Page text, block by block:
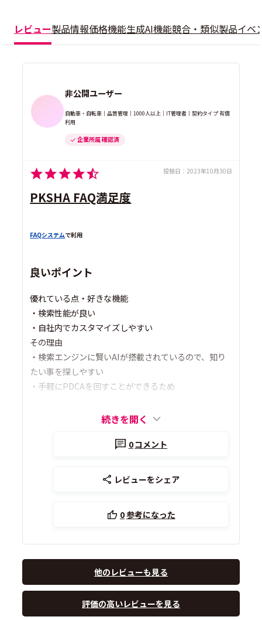
レビュー製品情報価格機能生成AI機能競合・類似製品イベ
非公開ユーザー
自動車・自転車｜品質管理｜1000人以上｜IT管理者｜契約タイプ 有償
利用
企業所属 確認済
投稿日： 2023年10月30日
PKSHA FAQ満足度
FAQシステムで利用
良いポイント
優れている点・好きな機能
・検索性能が良い
・自社内でカスタマイズしやすい
その理由
・検索エンジンに賢いAIが搭載されているので、知り
たい事を探しやすい
・手軽にPDCAを回すことができるため
続きを開く
0コメント
レビューをシェア
0参考になった
他のレビューも見る
評価の高いレビューを見る